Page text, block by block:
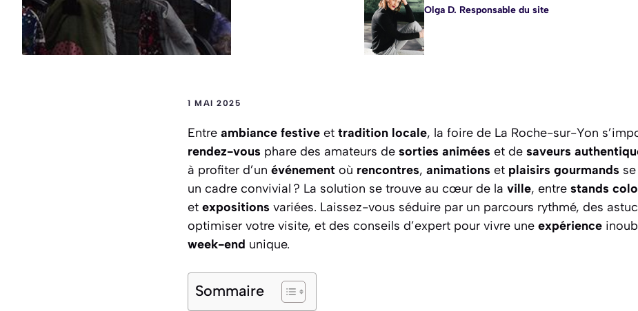
Olga D. Responsable du site
1 MAI 2025
Entre ambiance festive et tradition locale, la foire de La Roche-sur-Yon
rendez-vous phare des amateurs de sorties animées et de saveurs
à profiter d’un événement où rencontres, animations et plaisirs gourmands
un cadre convivial ? La solution se trouve au cœur de la ville, entre stands
et expositions variées. Laissez-vous séduire par un parcours rythmé, des
optimiser votre visite, et des conseils d’expert pour vivre une expérience
week-end unique.
Sommaire